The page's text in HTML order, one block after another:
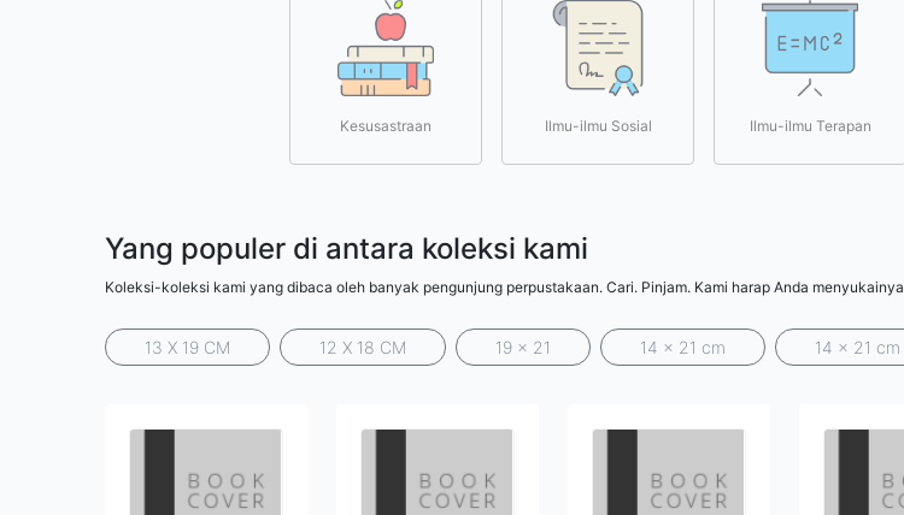
Kesusastraan Ilmu-ilmu Sosial Ilmu-ilmu Terapan
Yang populer di antara koleksi kami
Koleksi-koleksi kami yang dibaca oleh banyak pengunjung perpustakaan. Cari. Pinjam. Kami harap Anda menyukainya
13 X 19 CM 12 X 18 CM 19 x 21 14 x 21 cm 14 x 21 cm